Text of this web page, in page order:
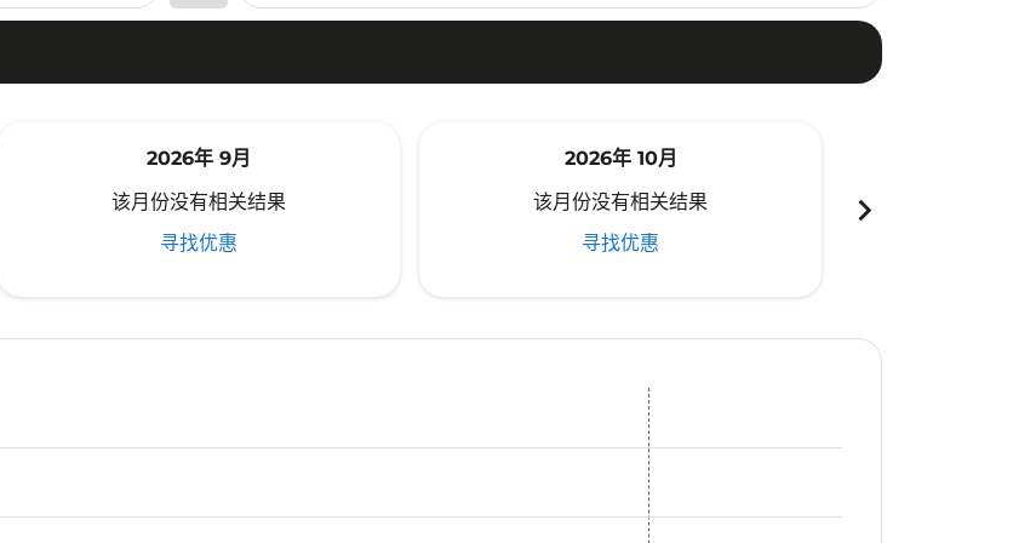
2026年 9月
该月份没有相关结果
寻找优惠
2026年 10月
该月份没有相关结果
寻找优惠
chevron_right
CGK–FOC: cmp-view-offers-disclaimer. 寻找优惠
CGK–FOC: cmp-view-offers-disclaimer. 寻找优惠
CGK–FOC: cmp-view-offers-disclaimer. 寻找优惠
CGK–FOC: cmp-view-offers-disclaimer. 寻找优惠
CGK–FOC: cmp-view-offers-disclaimer. 寻找优惠
CGK–FOC: cmp-view-offers-disclaimer. 寻找优惠
CGK–FOC: cmp-view-offers-disclaimer. 寻找优惠
CGK–FOC: cmp-view-offers-disclaimer. 寻找优惠
CGK–FOC: cmp-view-offers-disclaimer. 寻找优惠
CGK–FOC: cmp-view-offers-disclaimer. 寻找